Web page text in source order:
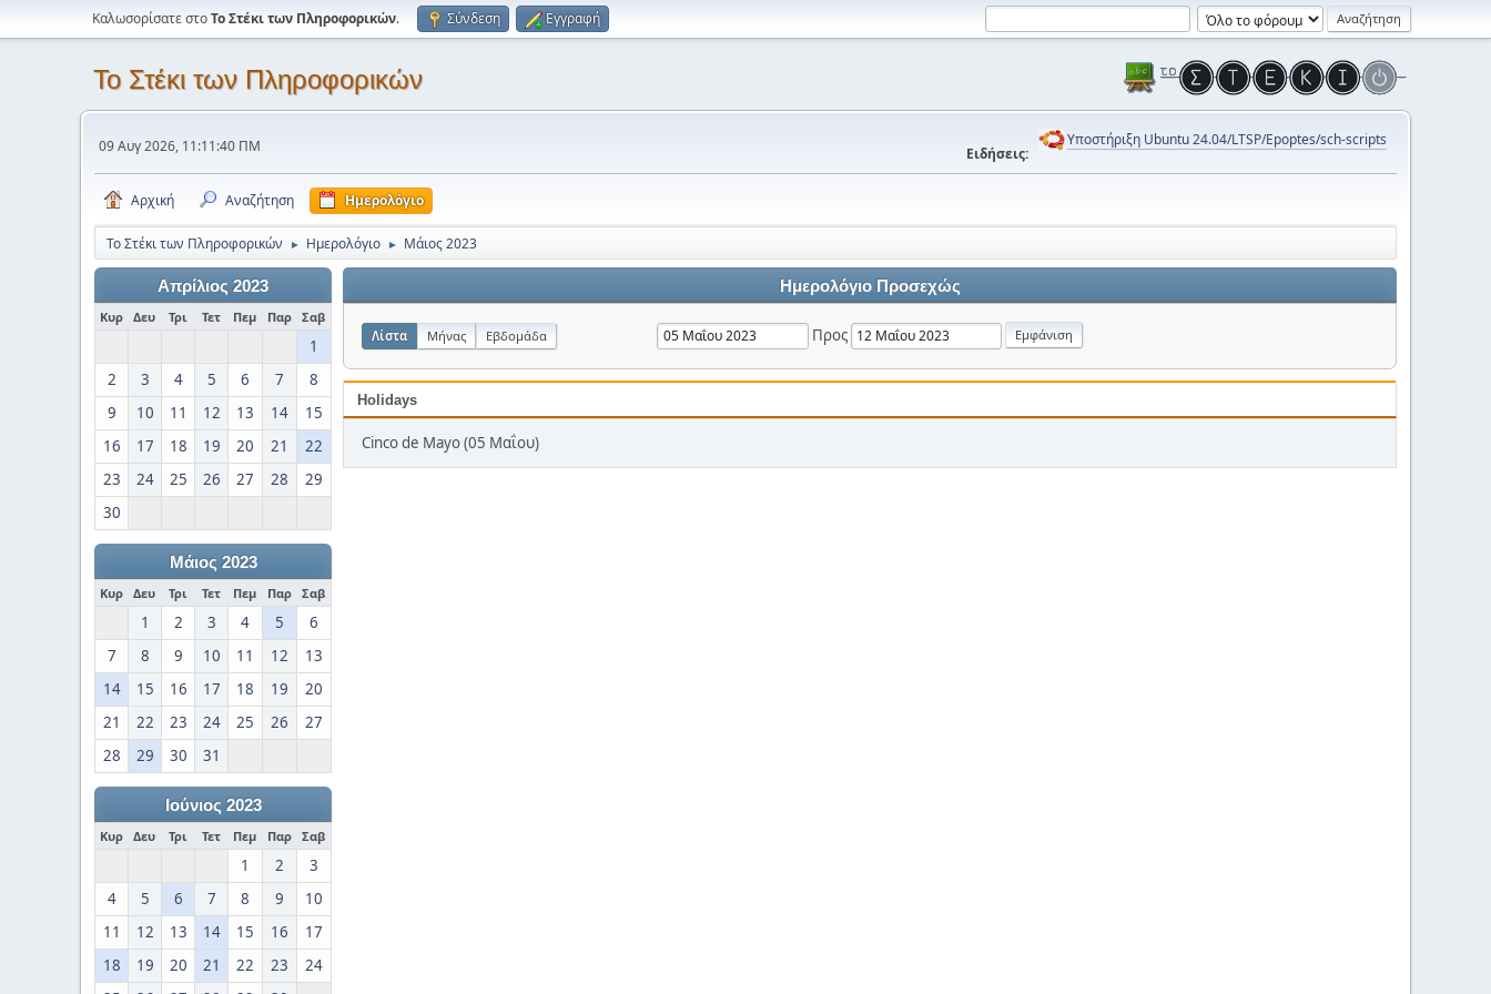
Καλωσορίσατε στοΤο Στέκι των Πληροφορικών. Σύνδεση Εγγραφή
Το Στέκι των Πληροφορικών
09 Αυγ 2026, 11:11:40 ΠΜ Ειδήσεις:
Υποστήριξη Ubuntu 24.04/LTSP/Epoptes/sch-scripts
Αρχική Αναζήτηση Ημερολόγιο
Το Στέκι των Πληροφορικών ► Ημερολόγιο ► Μάιος 2023
Απρίλιος 2023
Κυρ Δευ Τρι Τετ Πεμ Παρ Σαβ
1
2
3 4 5 6 7
8
9
10 11 12 13 14
15
16
17 18 19 20 21
22
23
24 25 26 27 28
29
30
Μάιος 2023
Κυρ Δευ Τρι Τετ Πεμ Παρ Σαβ
1 2 3 4 5
6
7
8 9 10 11 12
13
14
15 16 17 18 19
20
21
22 23 24 25 26
27
28
29 30 31
Ιούνιος 2023
Κυρ Δευ Τρι Τετ Πεμ Παρ Σαβ
1 2
3
4
5 6 7 8 9
10
11
12 13 14 15 16
17
18
19 20 21 22 23
24
Ημερολόγιο Προσεχώς
Λίστα Μήνας Εβδομάδα Προς
Holidays
Cinco de Mayo (05 Μαΐου)